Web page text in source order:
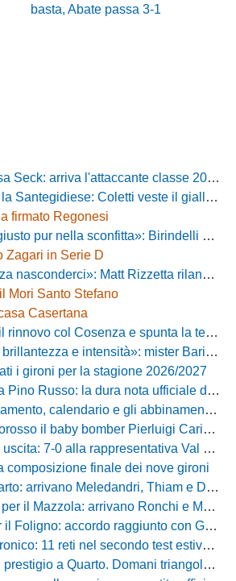
basta, Abate passa 3-1
Seck: arriva l'attaccante classe 2006
Coletti veste il giallorosso
firmato Regonesi
Birindelli promuove il Novara nonostante il KO di Chiavari
Zagari in Serie D
Matt Rizzetta rilancia le ambizioni del Campobasso
Mori Santo Stefano
Casertana
col Cosenza e spunta la tentazione Foggia
mister Barilari promuove il Pineto dopo il test a Palena
i gironi per la stagione 2026/2027
la dura nota ufficiale del presidente Di Labio
e gli abbinamenti dei primi due turni
il baby bomber Pierluigi Cariddi
Val di Chiana con un grande Losavio
composizione finale dei nove gironi
arrivano Meledandri, Thiam e Damiano
il Mazzola: arrivano Ronchi e Mugelli
accordo raggiunto con Giampà
reti nel secondo test estivo per i molossi
Domani triangolare con Casertana e Ischia